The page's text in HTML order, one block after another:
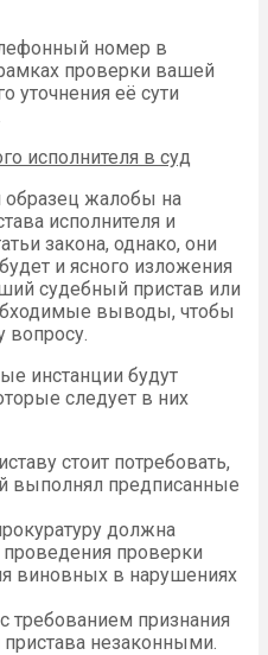
номер в
проверки вашей
уточнения её сути
исполнителя в суд
жалобы на
исполнителя и
закона, однако, они
и ясного изложения
судебный пристав или
выводы, чтобы
вопросу.
инстанции будут
следует в них
стоит потребовать,
выполнял предписанные
должна
проверки
виновных в нарушениях
требованием признания
незаконными.